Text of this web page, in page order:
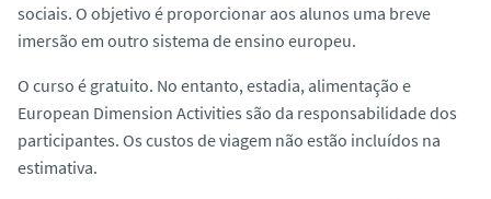
sociais. O objetivo é proporcionar aos alunos uma breve
imersão em outro sistema de ensino europeu.
O curso é gratuito. No entanto, estadia, alimentação e
European Dimension Activities são da responsabilidade dos
participantes. Os custos de viagem não estão incluídos na
estimativa.